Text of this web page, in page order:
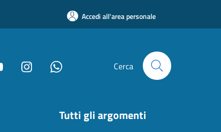
Accedi all'area personale
Cerca
Tutti gli argomenti